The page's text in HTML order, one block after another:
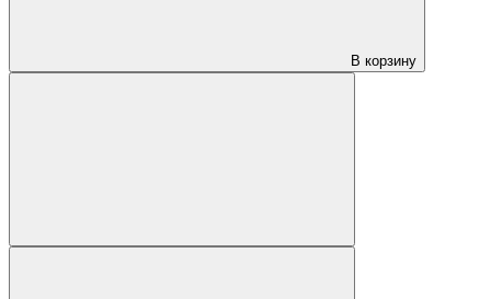
В корзину